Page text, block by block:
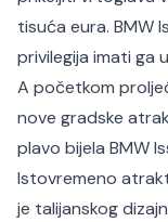
tisuća eura. BMW
privilegija imati ga
A početkom
nove gradske
plavo bijela BMW
Istovremeno
je talijanskog